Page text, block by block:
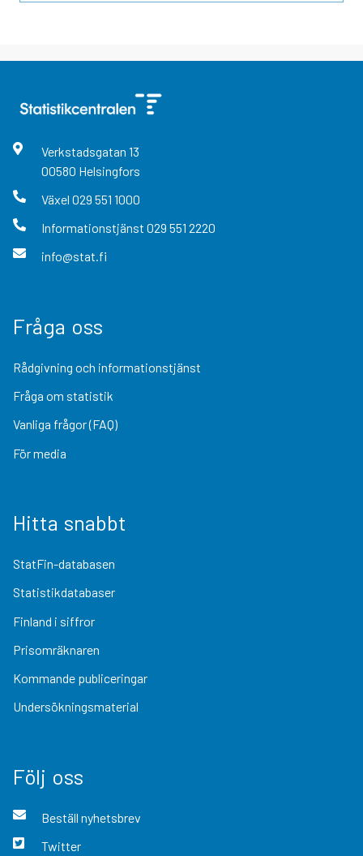
Verkstadsgatan 13
00580 Helsingfors
Växel 029 551 1000
Informationstjänst 029 551 2220
info@stat.fi
Fråga oss
Rådgivning och informationstjänst
Fråga om statistik
Vanliga frågor (FAQ)
För media
Hitta snabbt
StatFin-databasen
Statistikdatabaser
Finland i siffror
Prisomräknaren
Kommande publiceringar
Undersökningsmaterial
Följ oss
Beställ nyhetsbrev
Twitter